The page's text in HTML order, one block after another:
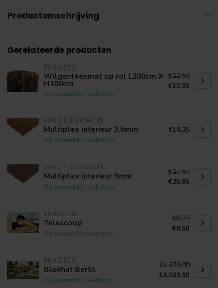
Productomschrijving
Gerelateerde producten
TUINDECO
Wilgenteenmat op rol L200cm X
H100cm
Op voorraad in webshop
€22,95
€19,95
VAN GELDER HOUT
Multiplex interieur 3,6mm
Op voorraad in webshop
€18,25
VAN GELDER HOUT
Multiplex interieur 9mm
Op voorraad in webshop
€27,05
€25,95
TUINDECO
Telescoop
Op voorraad in webshop
€8,75
€8,50
TUINDECO
Blokhut Bertil
Op voorraad in webshop
€4.379,00
€4.309,00